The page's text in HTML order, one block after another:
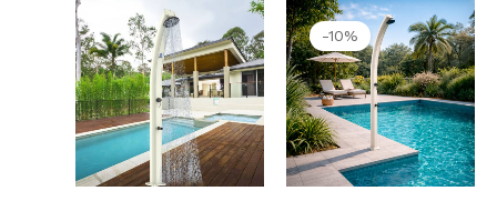
Tag prodotto
-10%
Il
prezzo
originale
era:
399.00 €.
Il
prezzo
attuale
è:
359.11